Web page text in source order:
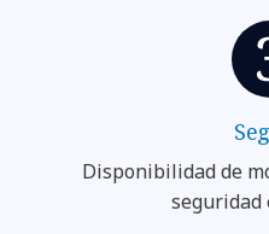
Disponibilidad de
seguridad